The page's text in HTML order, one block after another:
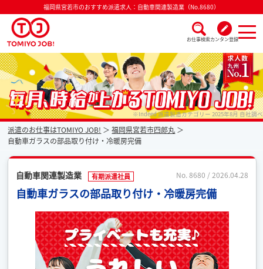
福岡県宮若市のおすすめ派遣求人：自動車関連製造業（No.8680）
お仕事検索カンタン登録
派遣なら毎月時給が上がるトミヨジョブ ※Indeed 派遣製造カテゴリー 2025年8月 自社調べ
派遣のお仕事はTOMIYO JOB!
福岡県宮若市四郎丸
自動車ガラスの部品取り付け・冷暖房完備
自動車関連製造業 有期派遣社員 No. 8680 / 2026.04.28
自動車ガラスの部品取り付け・冷暖房完備